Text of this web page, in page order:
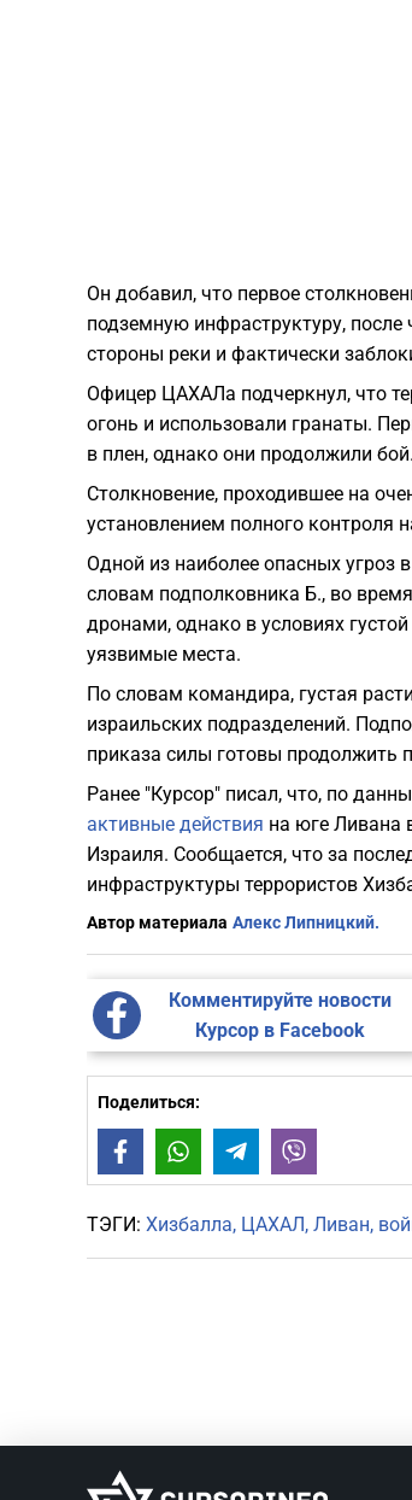
Он добавил, что первое
подземную инфраструктуру, после
стороны реки и фактически
Офицер ЦАХАЛа подчеркнул, что
огонь и использовали гранаты.
в плен, однако они продолжили бой.
Столкновение, проходившее на
установлением полного контроля
Одной из наиболее опасных угроз
словам подполковника Б., во
дронами, однако в условиях
уязвимые места.
По словам командира, густая
израильских подразделений.
приказа силы готовы продолжить
Ранее "Курсор" писал, что, по
активные действия на юге Ливана
Израиля. Сообщается, что за
инфраструктуры террористов
Автор материала Алекс Липницкий.
Комментируйте новости
Курсор в Facebook
Поделиться:
FacebookWhatsAppTelegram
ТЭГИ: Хизбалла ЦАХАЛ Ливан